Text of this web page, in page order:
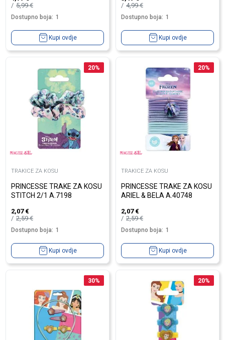
5,99€
Dostupno boja: 1
Kupi ovdje
4,99€
Dostupno boja: 1
Kupi ovdje
20%
TRAKICE ZA KOSU
PRINCESSE TRAKE ZA KOSU
STITCH 2/1 A.7198
2,07 €
2,59€
Dostupno boja: 1
Kupi ovdje
20%
TRAKICE ZA KOSU
PRINCESSE TRAKE ZA KOSU
ARIEL & BELA A.40748
2,07 €
2,59€
Dostupno boja: 1
Kupi ovdje
30% 20%